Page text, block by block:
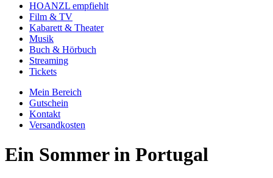
HOANZL empfiehlt
Film & TV
Kabarett & Theater
Musik
Buch & Hörbuch
Streaming
Tickets
Mein Bereich
Gutschein
Kontakt
Versandkosten
Ein Sommer in Portugal